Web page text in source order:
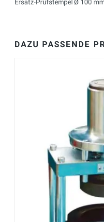
Ersatz-Prüfstempel Ø 100
DAZU PASSENDE